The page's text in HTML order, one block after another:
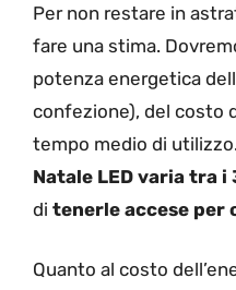
Per non restare in
fare una stima.
potenza energetica
confezione), del costo
tempo medio di
Natale LED varia tra i
di tenerle accese per
Quanto al costo